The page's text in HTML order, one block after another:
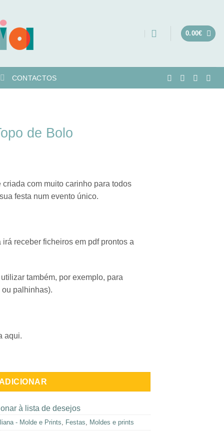
0.00€
CONTACTOS
de Bolo
com muito carinho para todos
festa num evento único.
receber ficheiros em pdf prontos a
também, por exemplo, para
palhinhas).
aqui.
à lista de desejos
- Molde e Prints, Festas, Moldes e prints